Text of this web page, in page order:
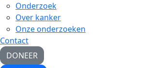
Onderzoek
Over kanker
Onze onderzoeken
Contact
DONEER